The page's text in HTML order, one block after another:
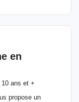
en
10 ans et +
propose un